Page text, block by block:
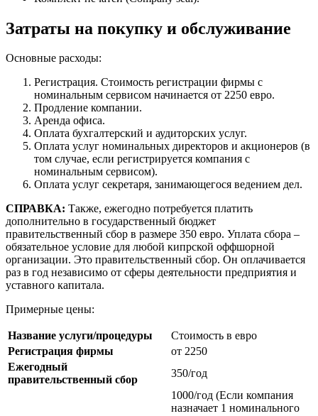
Затраты на покупку и обслуживание
Основные расходы:
Регистрация. Стоимость регистрации фирмы с
номинальным сервисом начинается от 2250 евро.
Продление компании.
Аренда офиса.
Оплата бухгалтерский и аудиторских услуг.
Оплата услуг номинальных директоров и акционеров (в
том случае, если регистрируется компания с
номинальным сервисом).
Оплата услуг секретаря, занимающегося ведением дел.
СПРАВКА: Также, ежегодно потребуется платить
дополнительно в государственный бюджет
правительственный сбор в размере 350 евро. Уплата сбора –
обязательное условие для любой кипрской оффшорной
организации. Это правительственный сбор. Он оплачивается
раз в год независимо от сферы деятельности предприятия и
уставного капитала.
Примерные цены:
Название услуги/процедуры
Стоимость в евро
Регистрация фирмы
от 2250
Ежегодный
правительственный сбор
350/год
1000/год (Если компания
назначает 1 номинального